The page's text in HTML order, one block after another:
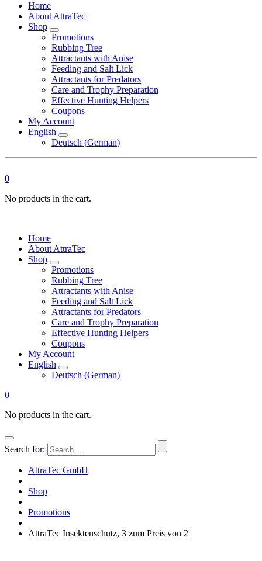
Home
About AttraTec
Shop
Promotions
Rubbing Tree
Attractants with Anise
Feeding and Salt Lick
Attractants for Predators
Care and Trophy Preparation
Effective Hunting Helpers
Coupons
My Account
English
Deutsch (German)
0
No products in the cart.
Home
About AttraTec
Shop
Promotions
Rubbing Tree
Attractants with Anise
Feeding and Salt Lick
Attractants for Predators
Care and Trophy Preparation
Effective Hunting Helpers
Coupons
My Account
English
Deutsch (German)
0
No products in the cart.
Search for:
AttraTec GmbH
Shop
Promotions
AttraTec Insektenschutz, 3 zum Preis von 2